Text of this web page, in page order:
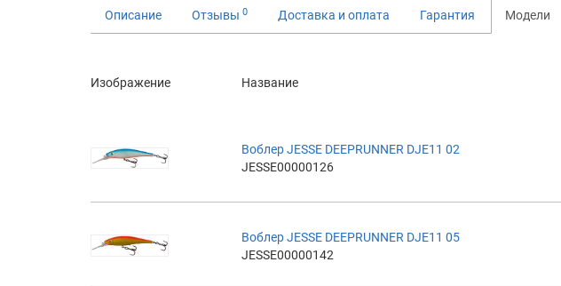
Описание Отзывы 0 Доставка и оплата Гарантия Модели
Изображение Название
Воблер JESSE DEEPRUNNER DJE11 02
JESSE00000126
Воблер JESSE DEEPRUNNER DJE11 05
JESSE00000142